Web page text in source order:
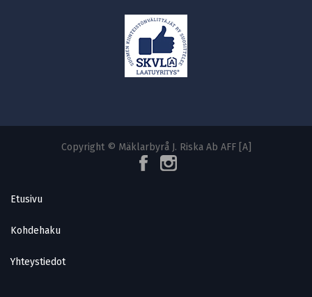
Copyright © Mäklarbyrå J. Riska Ab AFF [A]
Etusivu
Kohdehaku
Yhteystiedot